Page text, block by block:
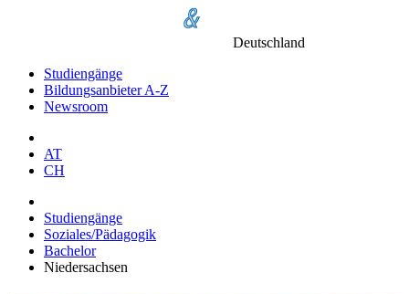
Deutschland
Studiengänge
Bildungsanbieter A-Z
Newsroom
AT
CH
Studiengänge
Soziales/Pädagogik
Bachelor
Niedersachsen